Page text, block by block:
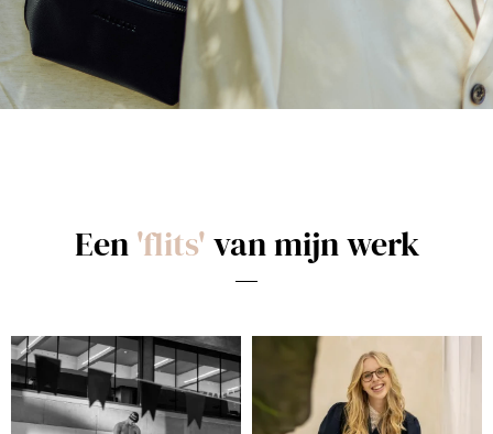
Een'flits'van mijn werk